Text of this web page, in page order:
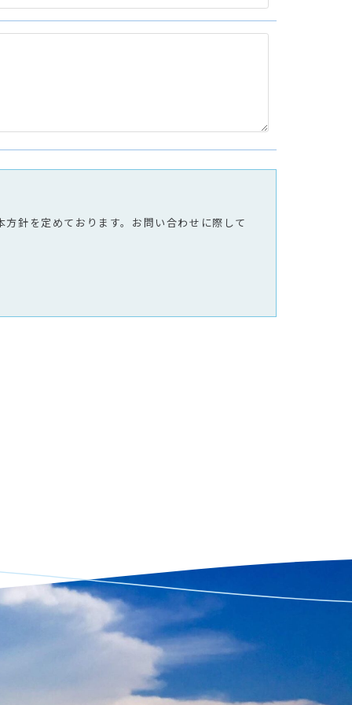
針を定めております。お問い合わせに際して